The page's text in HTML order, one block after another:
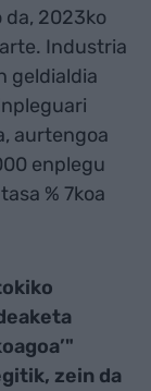
da, 2023ko
Industria
geldialdia
aurtengoa
enplegu
% 7koa
zein da